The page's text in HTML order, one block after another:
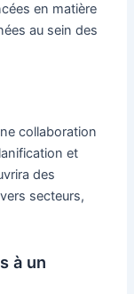
en matière
au sein des
collaboration
et
des
secteurs,
à un